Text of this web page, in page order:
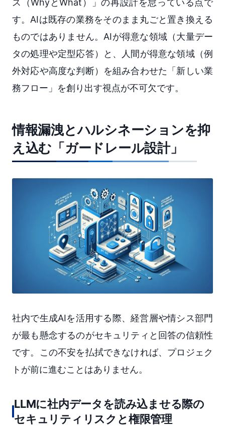
ス（WhyとWhat）」の再設計を怠っている点で
す。AIは既存の業務をそのまま丸ごと置き換える
ものではありません。AIが得意な領域（大量デー
タの処理や定型応答）と、人間が得意な領域（例
外対応や高度な判断）を組み合わせた「新しい業
務フロー」を創り出す視点が不可欠です。
情報漏洩とハルシネーションを抑
え込む「ガードレール設計」
社内で生成AIを活用する際、経営層や情シス部門
が最も懸念するのがセキュリティと回答の信頼性
です。この不安を払拭できなければ、プロジェク
トが前に進むことはありません。
LLMに社内データを読み込ませる際の
セキュリティリスクと権限管理